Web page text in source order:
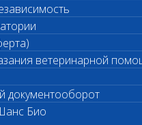
ветеринарной
документооборот
Био